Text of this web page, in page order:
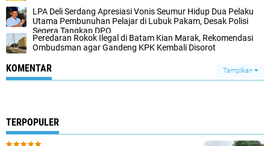
LPA Deli Serdang Apresiasi Vonis Seumur Hidup Dua Pelaku
Utama Pembunuhan Pelajar di Lubuk Pakam, Desak Polisi
Segera Tangkap DPO
Peredaran Rokok Ilegal di Batam Kian Marak, Rekomendasi
Ombudsman agar Gandeng KPK Kembali Disorot
KOMENTAR Tampilkan
TERPOPULER